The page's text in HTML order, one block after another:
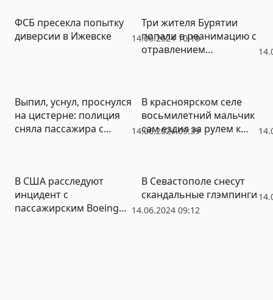
14.06.2024 10:18
ФСБ пресекла попытку
диверсии в Ижевске
Три жителя Бурятии
попали в реанимацию с
отравлением
14.06.2024 09:39
Выпил, уснул, проснулся
на цистерне: полиция
сняла пассажира с
В красноярском селе
восьмилетний мальчик
сам ездил за рулем к
14.06.2024 09:12
В США расследуют
инцидент с
пассажирским Boeing
В Севастополе снесут
скандальные глэмпинги